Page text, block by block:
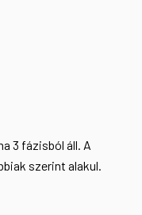
3 fázisból áll. A
szerint alakul.